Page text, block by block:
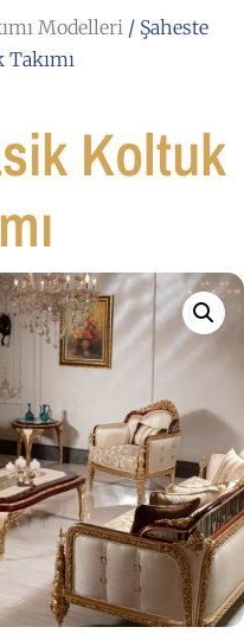
Modelleri/ Şaheste
Koltuk